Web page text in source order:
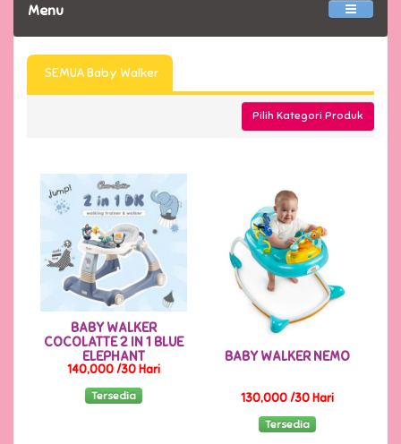
Menu
SEMUA Baby Walker
Pilih Kategori Produk
BABY WALKER
COCOLATTE 2 IN 1 BLUE
ELEPHANT
140,000 /30 Hari
Tersedia
BABY WALKER NEMO
130,000 /30 Hari
Tersedia